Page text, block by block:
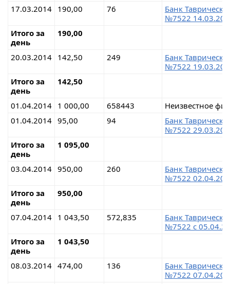
17.03.2014 190,00 76
Банк
№7522
Итого за
день
190,00
20.03.2014 142,50 249
Банк
№7522
Итого за
день
142,50
01.04.2014 1 000,00 658443
Неизвестное
01.04.2014 95,00 94
Банк
№7522
Итого за
день
1 095,00
03.04.2014 950,00 260
Банк
№7522
Итого за
день
950,00
07.04.2014 1 043,50 572,835
Банк
№7522 с
Итого за
день
1 043,50
08.03.2014 474,00 136
Банк
№7522